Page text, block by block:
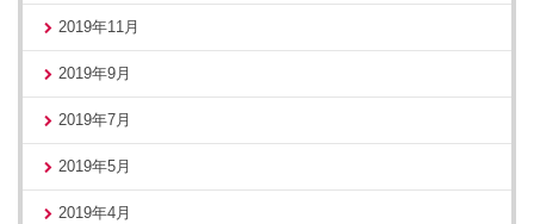
2019年11月
2019年9月
2019年7月
2019年5月
2019年4月